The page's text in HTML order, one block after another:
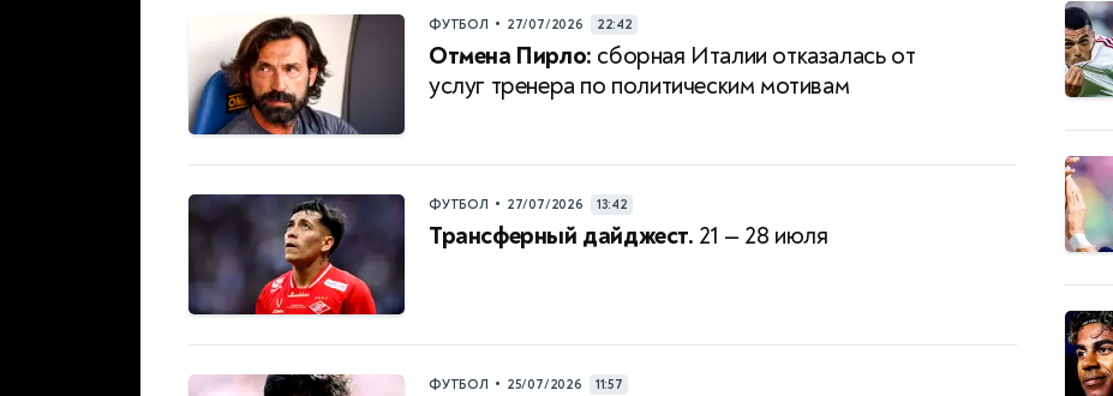
ФУТБОЛ • 27/07/2026 22:42
Отмена Пирло: сборная Италии отказалась от
услуг тренера по политическим мотивам
ФУТБОЛ • 27/07/2026 13:42
Трансферный дайджест. 21 — 28 июля
ФУТБОЛ • 25/07/2026 11:57